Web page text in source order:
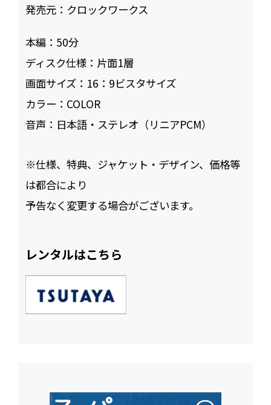
発売元： クロックワークス
本編： 50
ディスク仕様： 片面1層
画面サイズ： 16：9ビスタサイズ
カラー： COLOR
音声： 日本語・ステレオ（リニアPCM）
※仕様、特典、ジャケット・デザイン、価格等
は都合により
予告なく変更する場合がございます。
レンタルはこちら